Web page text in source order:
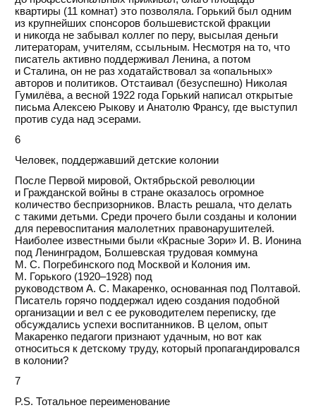
квартиры (11 комнат) это позволяла. Горький был одним
из крупнейших спонсоров большевистской фракции
и никогда не забывал коллег по перу, высылая деньги
литераторам, учителям, ссыльным. Несмотря на то, что
писатель активно поддерживал Ленина, а потом
и Сталина, он не раз ходатайствовал за «опальных»
авторов и политиков. Отстаивал (безуспешно) Николая
Гумилёва, а весной 1922 года Горький написал открытые
письма Алексею Рыкову и Анатолю Франсу, где выступил
против суда над эсерами.
6
Человек, поддержавший детские колонии
После Первой мировой, Октябрьской революции
и Гражданской войны в стране оказалось огромное
количество беспризорников. Власть решала, что делать
с такими детьми. Среди прочего были созданы и колонии
для перевоспитания малолетних правонарушителей.
Наиболее известными были «Красные Зори» И. В. Ионина
под Ленинградом, Болшевская трудовая коммуна
М. С. Погребинского под Москвой и Колония им.
М. Горького (1920–1928) под
руководством А. С. Макаренко, основанная под Полтавой.
Писатель горячо поддержал идею создания подобной
организации и вел с ее руководителем переписку, где
обсуждались успехи воспитанников. В целом, опыт
Макаренко педагоги признают удачным, но вот как
относиться к детскому труду, который пропагандировался
в колонии?
7
P.S. Тотальное переименование